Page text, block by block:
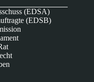
(EDSA)
(EDSB)